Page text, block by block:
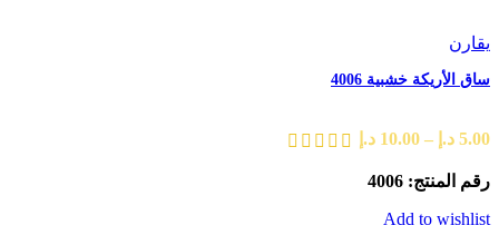
يقارن
ساق الأريكة خشبية 4006
5.00 د.إ –
10.00 د.إ
رقم المنتج: 4006
Add to wishlist